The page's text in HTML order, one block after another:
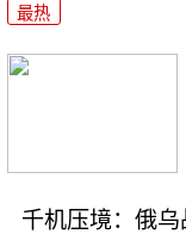
最热
千机压境：俄